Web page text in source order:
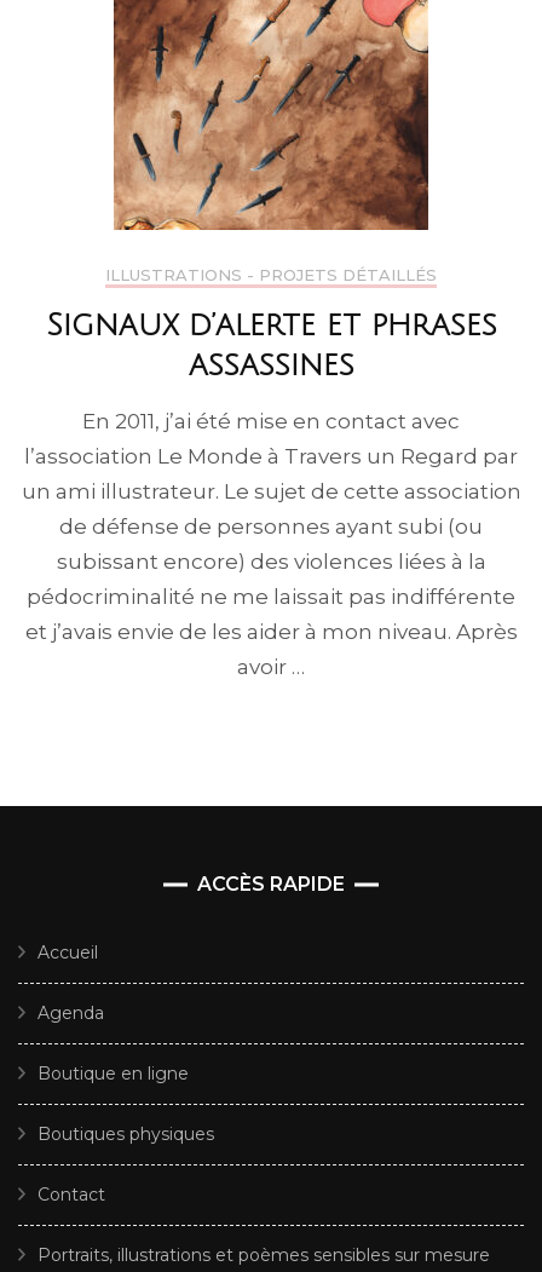
ILLUSTRATIONS - PROJETS DÉTAILLÉS
Signaux d’alerte et phrases
assassines
En 2011, j’ai été mise en contact avec
l’association Le Monde à Travers un Regard par
un ami illustrateur. Le sujet de cette association
de défense de personnes ayant subi (ou
subissant encore) des violences liées à la
pédocriminalité ne me laissait pas indifférente
et j’avais envie de les aider à mon niveau. Après
avoir …
ACCÈS RAPIDE
Accueil
Agenda
Boutique en ligne
Boutiques physiques
Contact
Portraits, illustrations et poèmes sensibles sur mesure